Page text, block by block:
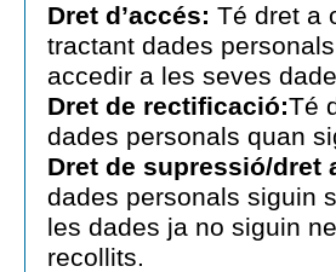
Dret d’accés: Té dret a
tractant dades
accedir a les seves
Dret de rectificació:Té
dades personals quan
Dret de supressió/dret
dades personals siguin
les dades ja no siguin
recollits.